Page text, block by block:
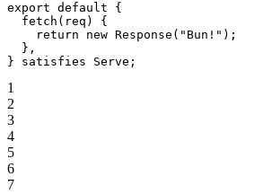
export default {
  fetch
( req ) {
    return
new Response ( "Bun!" );
  },
} satisfies Serve ;
1
2
3
4
5
6
7